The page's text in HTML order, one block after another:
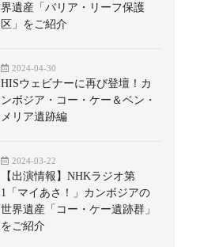
界遺産「バリア・リーフ保護
区」をご紹介
2024-04-30
HISウェビナーに再び登壇！カ
ンボジア・コー・ケー＆ベン・
メリア遺跡編
2024-03-22
【出演情報】NHKラジオ第
1「マイあさ！」カンボジアの
世界遺産「コー・ケー遺跡群」
をご紹介